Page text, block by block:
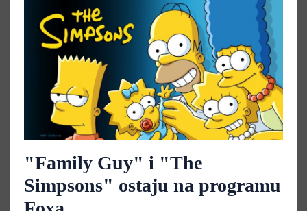
"Family Guy" i "The
Simpsons" ostaju na programu